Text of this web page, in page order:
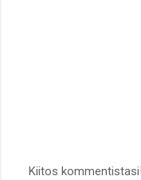
Kiitos kommentistasi!